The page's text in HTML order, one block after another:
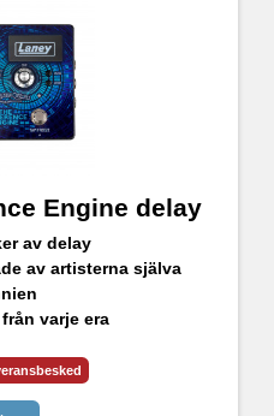
Engine delay
av delay
av artisterna själva
varje era